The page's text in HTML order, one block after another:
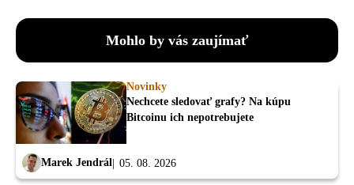
Mohlo by vás zaujímať
Novinky
Nechcete sledovať grafy? Na kúpu
Bitcoinu ich nepotrebujete
Marek Jendrál 05. 08. 2026